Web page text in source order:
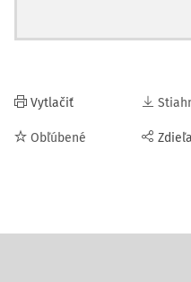
Vytlačiť
Obľúbené